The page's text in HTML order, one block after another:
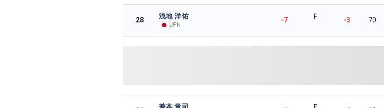
28 浅地 洋佑
JPN
-7 F -3 70
兼本 貴司